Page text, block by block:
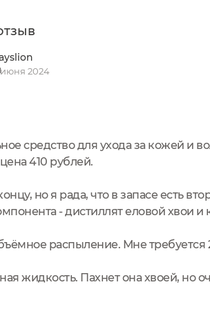
июня 2024
средство для ухода за кожей и
410 рублей.
но я рада, что в запасе есть
- дистиллят еловой хвои
распыление. Мне требуется
жидкость. Пахнет она хвоей, но